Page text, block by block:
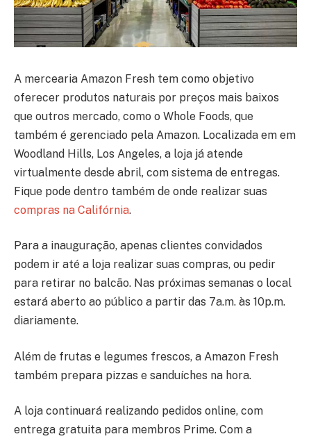
A mercearia Amazon Fresh tem como objetivo
oferecer produtos naturais por preços mais baixos
que outros mercado, como o Whole Foods, que
também é gerenciado pela Amazon. Localizada em em
Woodland Hills, Los Angeles, a loja já atende
virtualmente desde abril, com sistema de entregas.
Fique pode dentro também de onde realizar suas
compras na Califórnia.
Para a inauguração, apenas clientes convidados
podem ir até a loja realizar suas compras, ou pedir
para retirar no balcão. Nas próximas semanas o local
estará aberto ao público a partir das 7a.m. às 10p.m.
diariamente.
Além de frutas e legumes frescos, a Amazon Fresh
também prepara pizzas e sanduíches na hora.
A loja continuará realizando pedidos online, com
entrega gratuita para membros Prime. Com a